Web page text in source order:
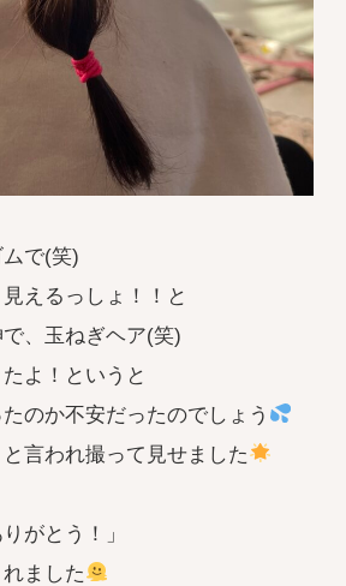
で(笑)
えるっしょ！！と
、玉ねぎヘア(笑)
よ！というと
のか不安だったのでしょう
と言われ撮って見せました
がとう！」
ました